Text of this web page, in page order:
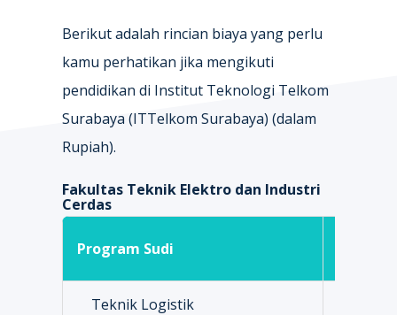
Berikut adalah rincian biaya yang perlu
kamu perhatikan jika mengikuti
pendidikan di Institut Teknologi Telkom
Surabaya (ITTelkom Surabaya) (dalam
Rupiah).
Fakultas Teknik Elektro dan Industri
Cerdas
Program Sudi
Teknik Logistik